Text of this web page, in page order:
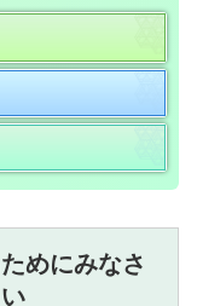
めにみなさ